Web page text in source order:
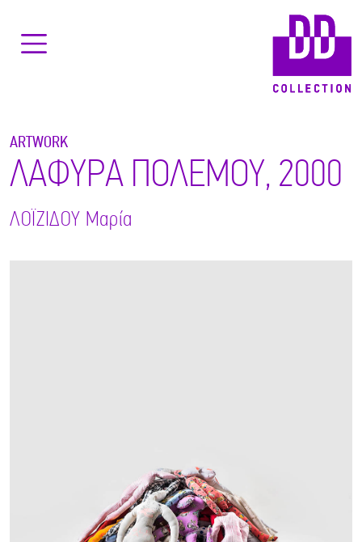
ARTWORK
ΛΑΦΥΡΑ ΠΟΛΕΜΟΥ, 2000
ΛΟΪΖΙΔΟΥ Μαρία